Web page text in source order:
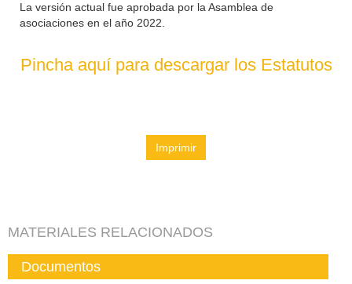
La versión actual fue aprobada por la Asamblea de
asociaciones en el año 2022.
Pincha aquí para descargar los Estatutos
Imprimir
MATERIALES RELACIONADOS
Documentos